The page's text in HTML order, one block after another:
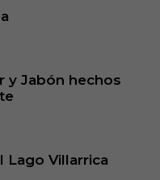
y Jabón hechos
Lago Villarrica